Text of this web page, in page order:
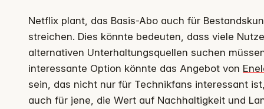
Netflix plant, das Basis-Abo auch für
streichen. Dies könnte bedeuten, dass viele
alternativen Unterhaltungsquellen suchen
interessante Option könnte das Angebot von
sein, das nicht nur für Technikfans interessant
auch für jene, die Wert auf Nachhaltigkeit und